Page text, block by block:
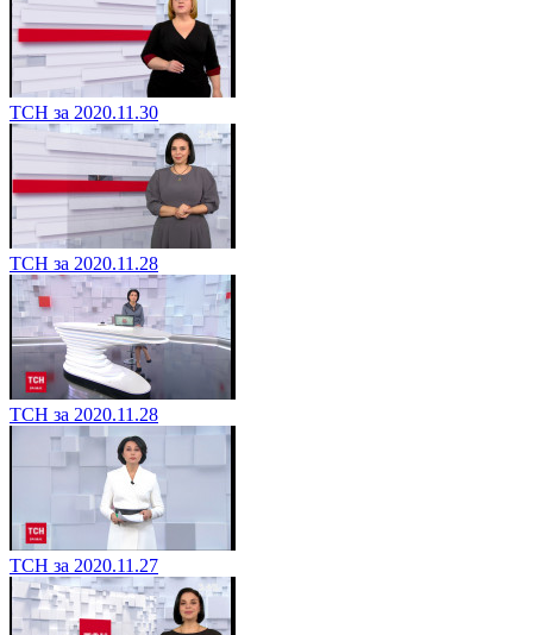
ТСН за 2020.11.30
ТСН за 2020.11.28
ТСН за 2020.11.28
ТСН за 2020.11.27